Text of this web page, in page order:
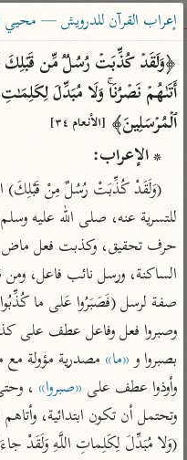
ساهم معنا في
بحث تفسير علوم
characters for results.
Type 1 or more
characters for results.
أمّهات
تفسير الطبري
تفسير ابن كثير
تفسير القرطبي
تفسير البغوي
جمع الأقوال
تفسير ابن الجوزي
عامّة
فتح
فتح
إعراب القرآن للدرويش — محيي
ٱلۡمُرۡسَلِینَ﴾ [الأنعام ٣٤]
* الإعراب:
وصبروا فعل وفاعل عطف على
بصبروا و «ما»
وأوذوا عطف على «صبروا»